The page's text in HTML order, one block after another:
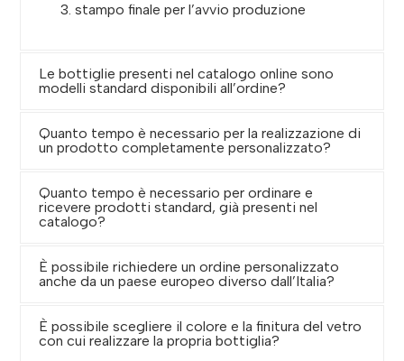
stampo finale per l’avvio produzione
Le bottiglie presenti nel catalogo online sono
modelli standard disponibili all’ordine?
Quanto tempo è necessario per la realizzazione di
un prodotto completamente personalizzato?
Quanto tempo è necessario per ordinare e
ricevere prodotti standard, già presenti nel
catalogo?
È possibile richiedere un ordine personalizzato
anche da un paese europeo diverso dall’Italia?
È possibile scegliere il colore e la finitura del vetro
con cui realizzare la propria bottiglia?